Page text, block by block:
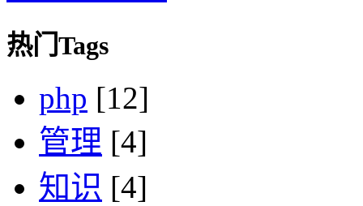
热门Tags
php [12]
管理 [4]
知识 [4]